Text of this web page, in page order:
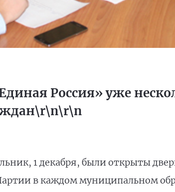
Россия» уже
1 декабря, были открыты
в каждом муниципальном